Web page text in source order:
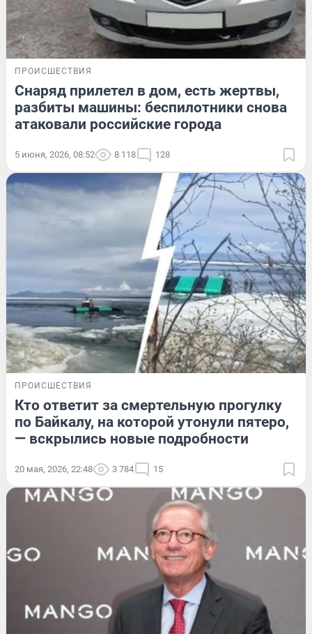
ПРОИСШЕСТВИЯ
Снаряд прилетел в дом, есть жертвы,
разбиты машины: беспилотники снова
атаковали российские города
5 июня, 2026, 08:52 8 118 128
ПРОИСШЕСТВИЯ
Кто ответит за смертельную прогулку
по Байкалу, на которой утонули пятеро,
— вскрылись новые подробности
20 мая, 2026, 22:48 3 784 15